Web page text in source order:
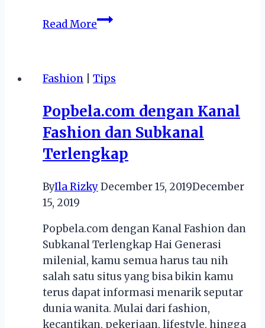
Read More3
Kini
Laris
di
Pasaran
Fashion Tips
Popbela.com dengan Kanal
Fashion dan Subkanal
Terlengkap
ByIla RizkyDecember 15, 2019December
15, 2019
Popbela.com dengan Kanal Fashion dan
Subkanal Terlengkap Hai Generasi
milenial, kamu semua harus tau nih
salah satu situs yang bisa bikin kamu
terus dapat informasi menarik seputar
dunia wanita. Mulai dari fashion,
kecantikan, pekerjaan, lifestyle, hingga